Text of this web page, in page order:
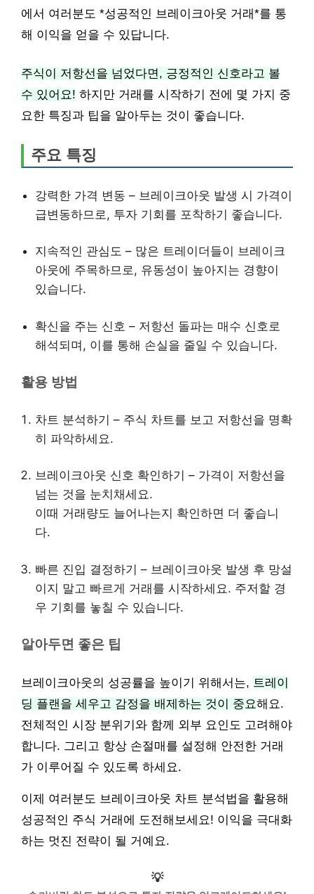
에서 여러분도 *성공적인 브레이크아웃 거래*를 통
해 이익을 얻을 수 있답니다.
주식이 저항선을 넘었다면, 긍정적인 신호라고 볼
수 있어요! 하지만 거래를 시작하기 전에 몇 가지 중
요한 특징과 팁을 알아두는 것이 좋습니다.
주요 특징
강력한 가격 변동 – 브레이크아웃 발생 시 가격이
급변동하므로, 투자 기회를 포착하기 좋습니다.
지속적인 관심도 – 많은 트레이더들이 브레이크
아웃에 주목하므로, 유동성이 높아지는 경향이
있습니다.
확신을 주는 신호 – 저항선 돌파는 매수 신호로
해석되며, 이를 통해 손실을 줄일 수 있습니다.
활용 방법
차트 분석하기 – 주식 차트를 보고 저항선을 명확
히 파악하세요.
브레이크아웃 신호 확인하기 – 가격이 저항선을
넘는 것을 눈치채세요.
이때 거래량도 늘어나는지 확인하면 더 좋습니
다.
빠른 진입 결정하기 – 브레이크아웃 발생 후 망설
이지 말고 빠르게 거래를 시작하세요. 주저할 경
우 기회를 놓칠 수 있습니다.
알아두면 좋은 팁
브레이크아웃의 성공률을 높이기 위해서는, 트레이
딩 플랜을 세우고 감정을 배제하는 것이 중요해요.
전체적인 시장 분위기와 함께 외부 요인도 고려해야
합니다. 그리고 항상 손절매를 설정해 안전한 거래
가 이루어질 수 있도록 하세요.
이제 여러분도 브레이크아웃 차트 분석법을 활용해
성공적인 주식 거래에 도전해보세요! 이익을 극대화
하는 멋진 전략이 될 거예요.
💡